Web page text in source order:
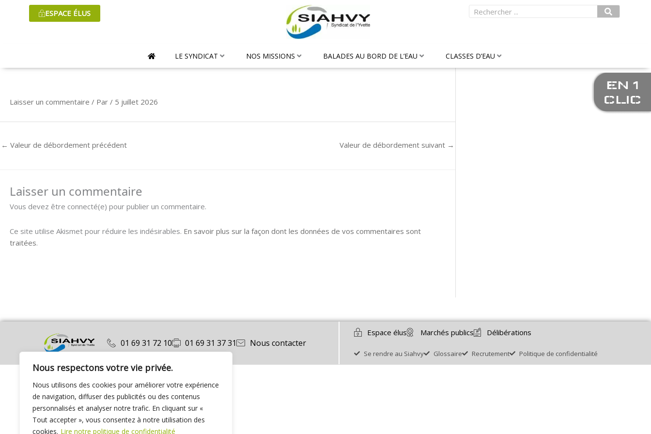
Nous respectons votre vie privée.
Nous utilisons des cookies pour améliorer votre expérience
de navigation, diffuser des publicités ou des contenus
personnalisés et analyser notre trafic. En cliquant sur «
Tout accepter », vous consentez à notre utilisation des
cookies. Lire notre politique de confidentialité
ESPACE ÉLUS Rechercher
LE SYNDICAT NOS MISSIONS BALADES AU BORD DE L’EAU CLASSES D’EAU
Laisser un commentaire / Par / 5 juillet 2026
← Valeur de débordement précédent Valeur de débordement suivant →
Laisser un commentaire
Vous devez être connecté(e) pour publier un commentaire.
Ce site utilise Akismet pour réduire les indésirables. En savoir plus sur la façon dont les données de vos commentaires sont
traitées.
01 69 31 72 10 01 69 31 37 31 Nous contacter
Espace élus Marchés publics Délibérations
Se rendre au Siahvy Glossaire Recrutement Politique de confidentialité
EN 1
CLIC